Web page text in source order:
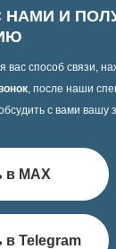
НАМИ И
способ связи,
, после наши
с вами вашу
в MAX
в Telegram